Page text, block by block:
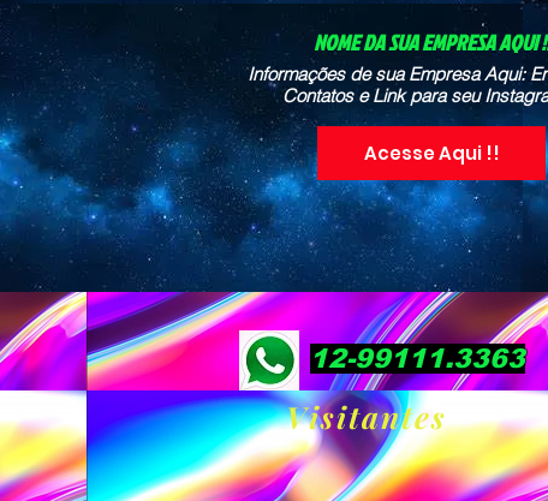
NOME DA SUA EMPRESA AQUI
Informações de sua Empresa Aqui:
Contatos e Link para seu
Acesse Aqui !!
12-99111.3363
Visitantes